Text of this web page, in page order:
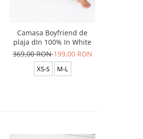
Camasa Boyfriend de
plaja dIn 100% In White
369,00 RON199,00 RON
XS-S M-L